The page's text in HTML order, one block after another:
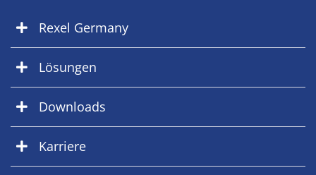
Rexel Germany
Lösungen
Downloads
Karriere